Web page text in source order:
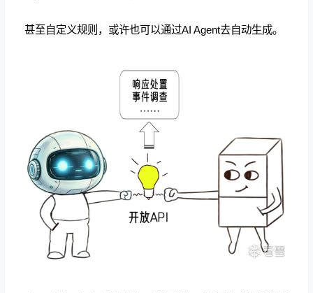
甚至自定义规则，或许也可以通过AI Agent去自动生成。